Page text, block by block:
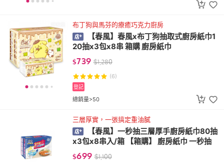
布丁狗與馬芬的療癒巧克力廚房
【春風】春風x布丁狗抽取式廚房紙巾1
20抽x3包x8串 箱購 廚房紙巾
$739 $1,280
(6)
總銷量>50
登記
三層厚實，一張搞定重油膩
【春風】一秒抽三層厚手廚房紙巾80抽
x3包x8串入/箱 【箱購】 廚房紙巾 一秒抽
$699 $1,100